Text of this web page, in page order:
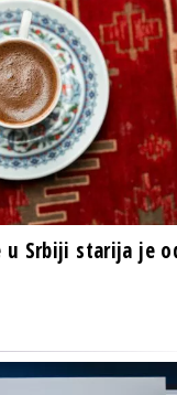
Srbiji starija je